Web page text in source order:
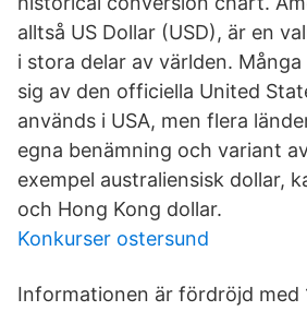
alltså US Dollar (USD), är en
i stora delar av världen.
sig av den officiella United
används i USA, men flera
egna benämning och variant
exempel australiensisk dollar,
och Hong Kong dollar.
Konkurser ostersund
Informationen är fördröjd med